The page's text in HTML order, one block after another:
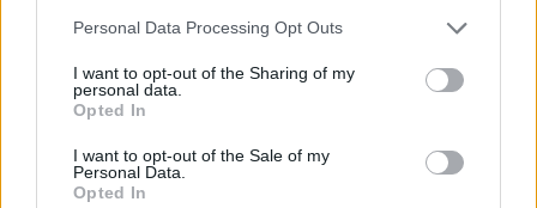
Personal Data Processing Opt Outs
I want to opt-out of the Sharing of my
personal data.
Opted In
I want to opt-out of the Sale of my
Personal Data.
Opted In